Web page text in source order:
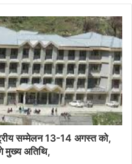
सम्मेलन 13-14 अगस्त को,
मुख्य अतिथि,